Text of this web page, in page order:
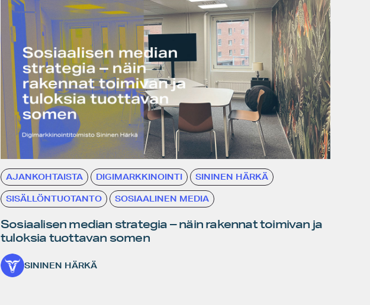
AJANKOHTAISTA DIGIMARKKINOINTI SININEN HÄRKÄ
SISÄLLÖNTUOTANTO SOSIAALINEN MEDIA
Sosiaalisen median strategia – näin rakennat toimivan ja
tuloksia tuottavan somen
SININEN HÄRKÄ